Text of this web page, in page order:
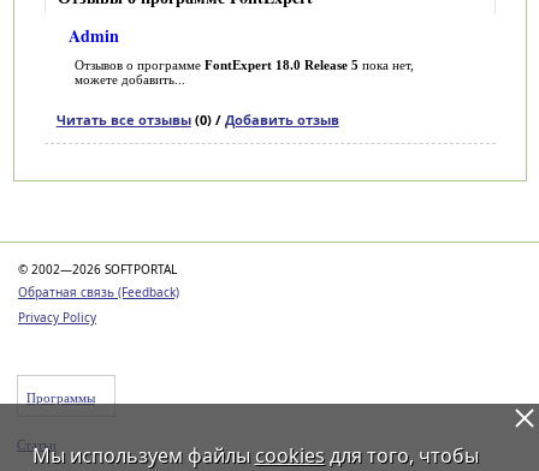
Admin
Отзывов о программе FontExpert 18.0 Release 5 пока нет,
можете добавить...
Читать все отзывы(0) / Добавить отзыв
© 2002—2026 SOFTPORTAL
Обратная связь (Feedback)
Privacy Policy
Программы
Статьи
Мы используем файлы cookiesдля того, чтобы